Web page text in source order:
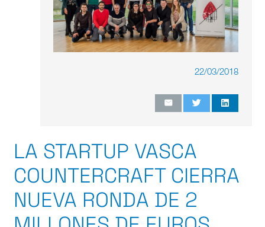
22/03/2018
LA STARTUP VASCA
COUNTERCRAFT CIERRA
NUEVA RONDA DE 2